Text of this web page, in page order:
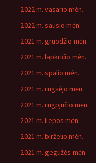
2022 m. vasario mėn.
2022 m. sausio mėn.
2021 m. gruodžio mėn.
2021 m. lapkričio mėn.
2021 m. spalio mėn.
2021 m. rugsėjo mėn.
2021 m. rugpjūčio mėn.
2021 m. liepos mėn.
2021 m. birželio mėn.
2021 m. gegužės mėn.